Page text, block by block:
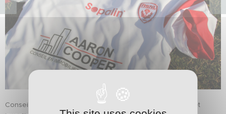
Conseil en immobilier d’entreprise, immobilier commercial et